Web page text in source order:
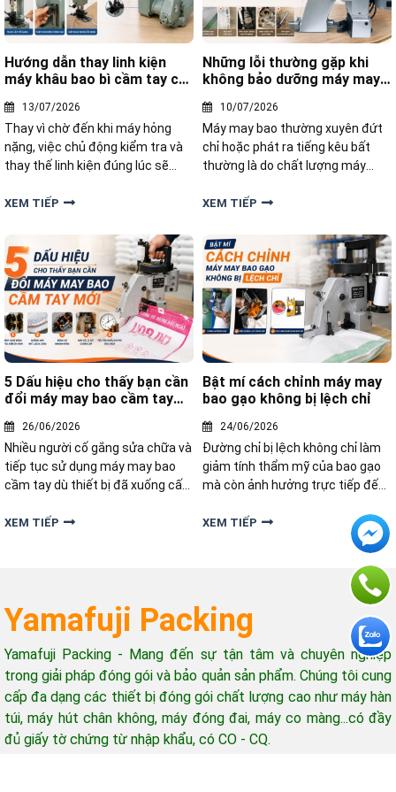
Hướng dẫn thay linh kiện
máy khâu bao bì cầm tay chi
13/07/2026
Thay vì chờ đến khi máy hỏng
nặng, việc chủ động kiểm tra và
thay thế linh kiện đúng lúc sẽ
quả. Bài viết này, Yamafuji sẽ
khâu bao bì cầm tay chi tiết, dễ
thực hiện ngay tại nhà
XEM TIẾP
Những lỗi thường gặp khi
không bảo dưỡng máy may
10/07/2026
Máy may bao thường xuyên đứt
chỉ hoặc phát ra tiếng kêu bất
thường là do chất lượng máy
nhiều người đang vô tình bỏ qua?
thường gặp khi máy may bao bì
không được bảo dưỡng định kỳ.
XEM TIẾP
5 Dấu hiệu cho thấy bạn cần
đổi máy may bao cầm tay
26/06/2026
Nhiều người cố gắng sửa chữa và
tiếp tục sử dụng máy may bao
cầm tay dù thiết bị đã xuống cấp
để biết đã đến lúc nên thay thế
XEM TIẾP
Bật mí cách chỉnh máy may
bao gạo không bị lệch chỉ
24/06/2026
Đường chỉ bị lệch không chỉ làm
giảm tính thẩm mỹ của bao gạo
mà còn ảnh hưởng trực tiếp đến
trong quá trình vận chuyển. Vậy
nguyên nhân do đâu và làm thế
XEM TIẾP
Yamafuji Packing
Yamafuji Packing - Mang đến sự tận tâm và chuyên nghiệp
trong giải pháp đóng gói và bảo quản sản phẩm. Chúng tôi cung
cấp đa dạng các thiết bị đóng gói chất lượng cao như máy hàn
túi, máy hút chân không, máy đóng đai, máy co màng...có đầy
đủ giấy tờ chứng từ nhập khẩu, có CO - CQ.